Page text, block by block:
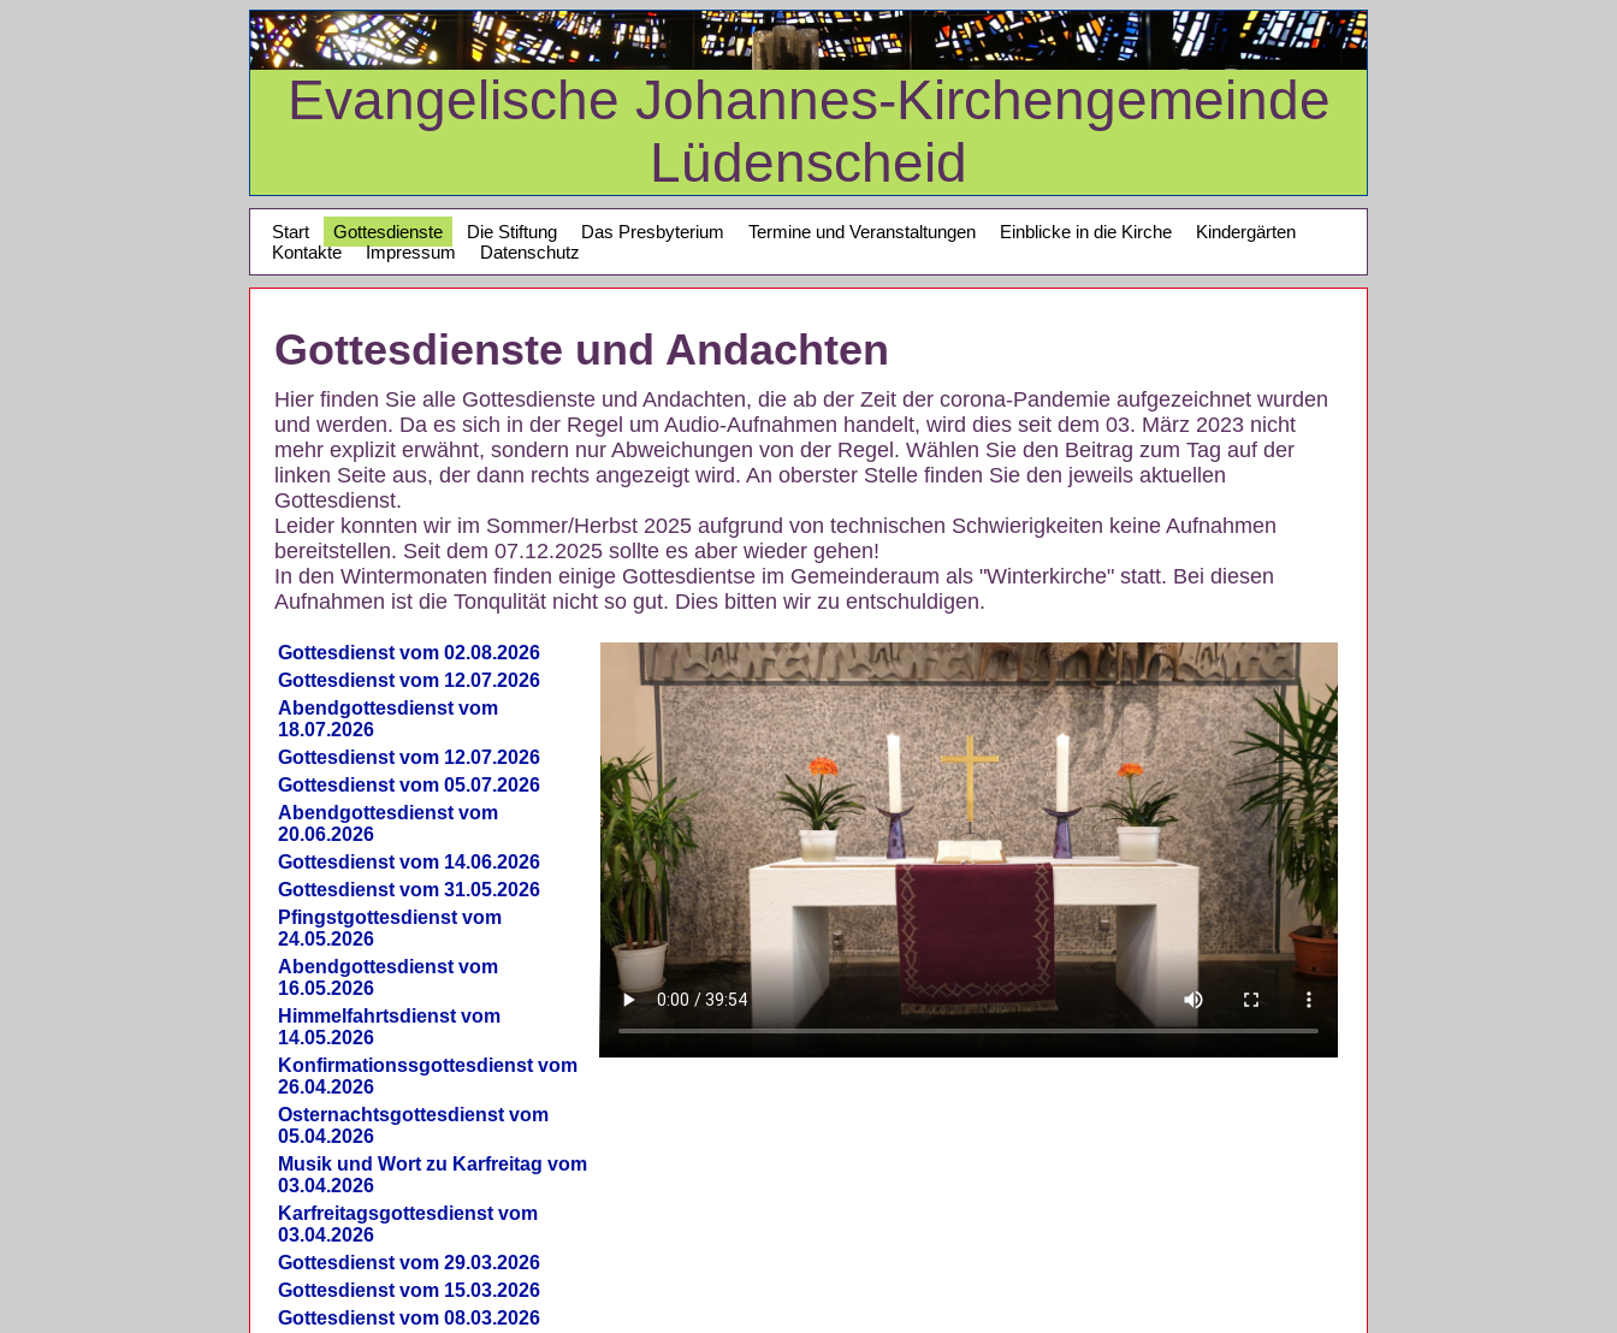
Evangelische Johannes-Kirchengemeinde
Lüdenscheid
Start Gottesdienste Die Stiftung Das Presbyterium Termine und Veranstaltungen Einblicke in die Kirche
Kindergärten
Kontakte
Impressum Datenschutz
Gottesdienste und Andachten
Hier finden Sie alle Gottesdienste und Andachten, die ab der Zeit der corona-Pandemie aufgezeichnet wurden
und werden. Da es sich in der Regel um Audio-Aufnahmen handelt, wird dies seit dem 03. März 2023 nicht
mehr explizit erwähnt, sondern nur Abweichungen von der Regel. Wählen Sie den Beitrag zum Tag auf der
linken Seite aus, der dann rechts angezeigt wird. An oberster Stelle finden Sie den jeweils aktuellen
Gottesdienst.
Leider konnten wir im Sommer/Herbst 2025 aufgrund von technischen Schwierigkeiten keine Aufnahmen
bereitstellen. Seit dem 07.12.2025 sollte es aber wieder gehen!
In den Wintermonaten finden einige Gottesdientse im Gemeinderaum als "Winterkirche" statt. Bei diesen
Aufnahmen ist die Tonqulität nicht so gut. Dies bitten wir zu entschuldigen.
Gottesdienst vom 02.08.2026
Gottesdienst vom 12.07.2026
Abendgottesdienst vom
18.07.2026
Gottesdienst vom 12.07.2026
Gottesdienst vom 05.07.2026
Abendgottesdienst vom
20.06.2026
Gottesdienst vom 14.06.2026
Gottesdienst vom 31.05.2026
Pfingstgottesdienst vom
24.05.2026
Abendgottesdienst vom
16.05.2026
Himmelfahrtsdienst vom
14.05.2026
Konfirmationssgottesdienst vom
26.04.2026
Osternachtsgottesdienst vom
05.04.2026
Musik und Wort zu Karfreitag vom
03.04.2026
Karfreitagsgottesdienst vom
03.04.2026
Gottesdienst vom 29.03.2026
Gottesdienst vom 15.03.2026
Gottesdienst vom 08.03.2026